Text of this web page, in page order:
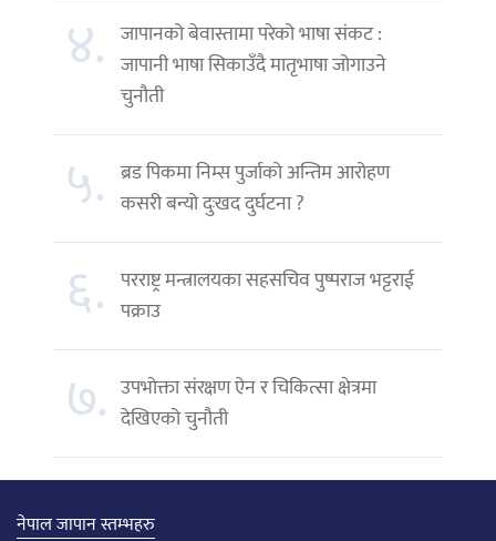
४. जापानको बेवास्तामा परेको भाषा संकट :
जापानी भाषा सिकाउँदै मातृभाषा जोगाउने
चुनौती
५. ब्रड पिकमा निम्स पुर्जाको अन्तिम आरोहण
कसरी बन्यो दुःखद दुर्घटना ?
६. परराष्ट्र मन्त्रालयका सहसचिव पुष्पराज भट्टराई
पक्राउ
७. उपभोक्ता संरक्षण ऐन र चिकित्सा क्षेत्रमा
देखिएको चुनौती
नेपाल जापान स्तम्भहरु